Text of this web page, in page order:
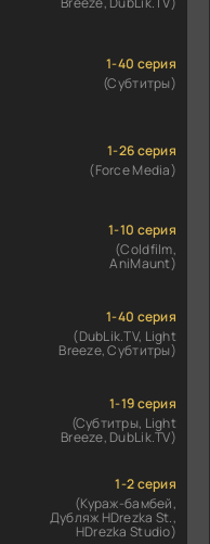
1-40 серия
(Субтитры)
1-26 серия
(Force Media)
1-10 серия
(Coldfilm,
AniMaunt)
1-40 серия
(DubLik.TV, Light
Breeze, Субтитры)
1-19 серия
(Субтитры, Light
Breeze, DubLik.TV)
1-2 серия
(Кураж-бамбей,
Дубляж HDrezka St.,
HDrezka Studio)